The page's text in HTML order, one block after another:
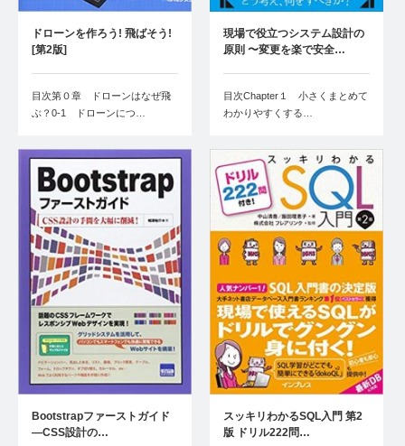
ドローンを作ろう! 飛ばそう!
[第2版]
目次第０章 ドローンはなぜ飛
ぶ？0‐1 ドローンにつ…
現場で役立つシステム設計の
原則 〜変更を楽で安全…
目次Chapter１ 小さくまとめて
わかりやすくする…
Bootstrapファーストガイド
―CSS設計の…
スッキリわかるSQL入門 第2
版 ドリル222問…